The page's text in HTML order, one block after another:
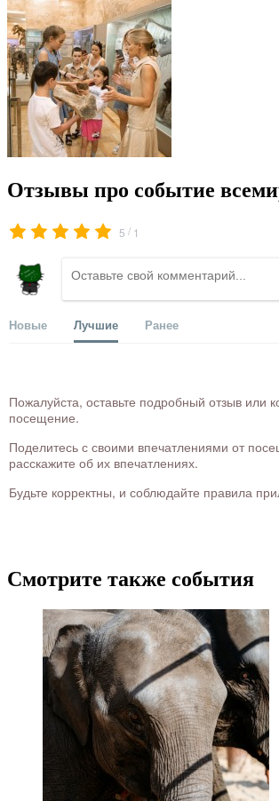
Отзывы про событие
5 / 1
Новые Лучшие Ранее
Пожалуйста, оставьте подробный отзыв
посещение.
Поделитесь с своими впечатлениями от
расскажите об их впечатлениях.
Будьте корректны, и соблюдайте правила
Смотрите также события